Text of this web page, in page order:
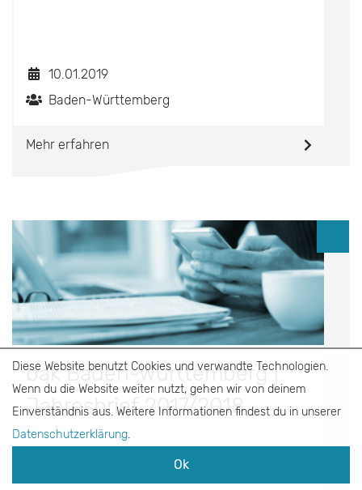
10.01.2019
Baden-Württemberg
Mehr erfahren
bak Baden-Württemberg |
Jahresbrief 2017/2018
Diese Website benutzt Cookies und verwandte Technologien.
Wenn du die Website weiter nutzt, gehen wir von deinem
Einverständnis aus. Weitere Informationen findest du in unserer
Datenschutzerklärung.
Ok